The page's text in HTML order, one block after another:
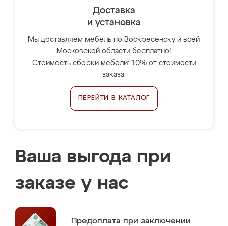
Доставка
и установка
Мы доставляем мебель по Воскресенску и всей
Московской области бесплатно!
Стоимость сборки мебели: 10% от стоимости
заказа.
ПЕРЕЙТИ В КАТАЛОГ
Ваша выгода при
заказе у нас
Предоплата при заключении